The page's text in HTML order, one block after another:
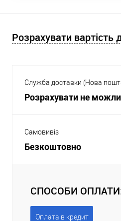
Розрахувати вартість
Служба доставки (Нова
Розрахувати не
Самовивіз
Безкоштовно
СПОСОБИ
Оплата в кредит